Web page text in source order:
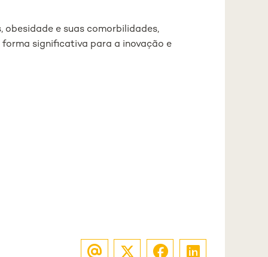
obesidade e suas comorbilidades,
significativa para a inovação e